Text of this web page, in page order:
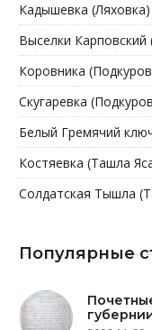
Кадышевка (Ляховка)
Выселки Карповский
Коровника
Скугаревка
Белый Гремячий
Костяевка (Ташла
Солдатская Тышла
Популярные